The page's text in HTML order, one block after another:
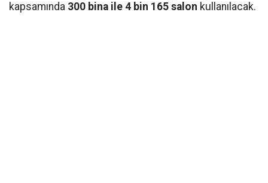
kapsamında 300 bina ile 4 bin 165 salon kullanılacak.